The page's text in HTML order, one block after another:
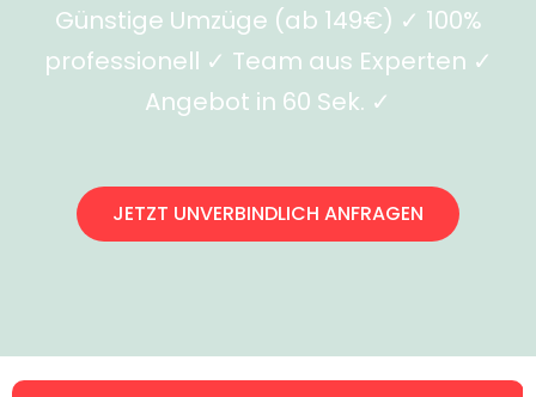
Günstige Umzüge (ab 149€) ✓ 100%
professionell ✓ Team aus Experten ✓
Angebot in 60 Sek. ✓
JETZT UNVERBINDLICH ANFRAGEN